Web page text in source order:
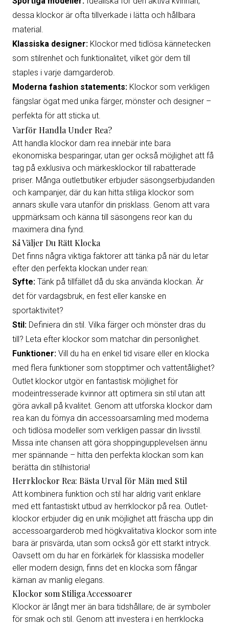
dessa klockor är ofta tillverkade i lätta och hållbara
material.
Klassiska designer: Klockor med tidlösa kännetecken
som stilrenhet och funktionalitet, vilket gör dem till
staples i varje damgarderob.
Moderna fashion statements: Klockor som verkligen
fängslar ögat med unika färger, mönster och designer –
perfekta för att sticka ut.
Varför Handla Under Rea?
Att handla klockor dam rea innebär inte bara
ekonomiska besparingar, utan ger också möjlighet att få
tag på exklusiva och märkesklockor till rabatterade
priser. Många outletbutiker erbjuder säsongserbjudanden
och kampanjer, där du kan hitta stiliga klockor som
annars skulle vara utanför din prisklass. Genom att vara
uppmärksam och känna till säsongens reor kan du
maximera dina fynd.
Så Väljer Du Rätt Klocka
Det finns några viktiga faktorer att tänka på när du letar
efter den perfekta klockan under rean:
Syfte: Tänk på tillfället då du ska använda klockan. Är
det för vardagsbruk, en fest eller kanske en
sportaktivitet?
Stil: Definiera din stil. Vilka färger och mönster dras du
till? Leta efter klockor som matchar din personlighet.
Funktioner: Vill du ha en enkel tid visare eller en klocka
med flera funktioner som stopptimer och vattentålighet?
Outlet klockor utgör en fantastisk möjlighet för
modeintresserade kvinnor att optimera sin stil utan att
göra avkall på kvalitet. Genom att utforska klockor dam
rea kan du förnya din accessoarsamling med moderna
och tidlösa modeller som verkligen passar din livsstil.
Missa inte chansen att göra shoppingupplevelsen ännu
mer spännande – hitta den perfekta klockan som kan
berätta din stilhistoria!
Herrklockor Rea: Bästa Urval för Män med Stil
Att kombinera funktion och stil har aldrig varit enklare
med ett fantastiskt utbud av herrklockor på rea. Outlet-
klockor erbjuder dig en unik möjlighet att fräscha upp din
accessoargarderob med högkvalitativa klockor som inte
bara är prisvärda, utan som också gör ett starkt intryck.
Oavsett om du har en förkärlek för klassiska modeller
eller modern design, finns det en klocka som fångar
kärnan av manlig elegans.
Klockor som Stiliga Accessoarer
Klockor är långt mer än bara tidshållare; de är symboler
för smak och stil. Genom att investera i en herrklocka